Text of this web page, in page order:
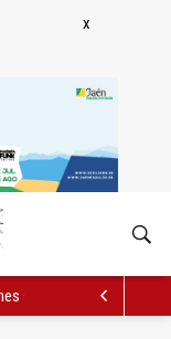
su inversión social en